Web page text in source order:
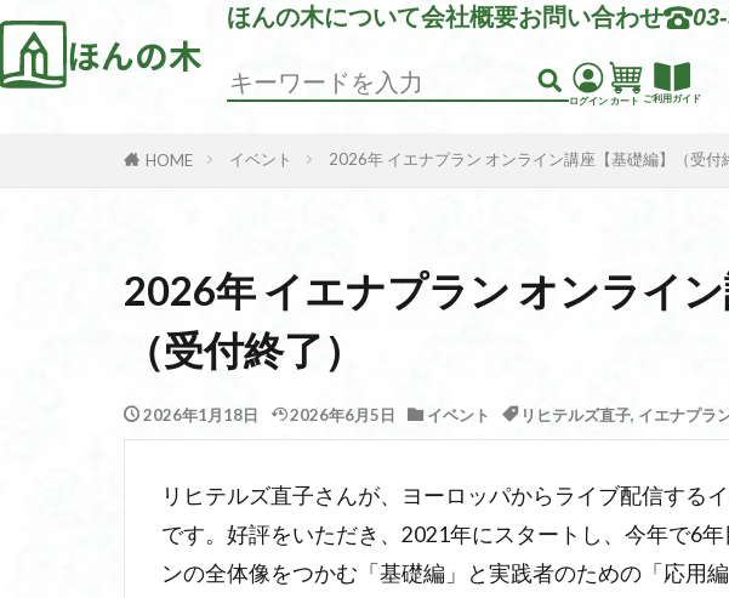
ほんの木
ほんの木について会社概要お問い合わせ
ログイン カート ご利用ガイド
HOME イベント 2026年 イエナプラン オンライン講座【基礎編】（受付
2026年 イエナプラン オンライン
（受付終了）
2026年1月18日 2026年6月5日 イベント リヒテルズ直子, イエナプラ
リヒテルズ直子さんが、ヨーロッパからライブ配信する
です。好評をいただき、2021年にスタートし、今年で6
ンの全体像をつかむ「基礎編」と実践者のための「応用